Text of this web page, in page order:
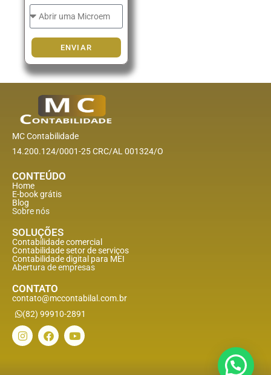
ENVIAR
MC Contabilidade
14.200.124/0001-25 CRC/AL 001324/O
CONTEÚDO
Home
E-book grátis
Blog
Sobre nós
SOLUÇÕES
Contabilidade comercial
Contabilidade setor deserviços
Contabilidade digital para MEI
Abertura de empresas
CONTATO
contato@mccontabilal.com.br
(82) 99910-2891